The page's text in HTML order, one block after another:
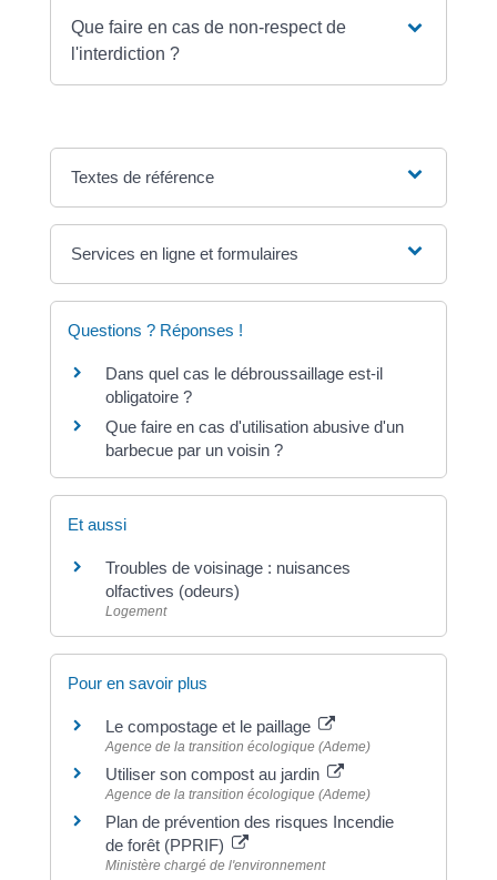
Que faire en cas de non-respect de
l'interdiction ?
Textes de référence
Services en ligne et formulaires
Questions ? Réponses !
Dans quel cas le débroussaillage est-il
obligatoire ?
Que faire en cas d'utilisation abusive d'un
barbecue par un voisin ?
Et aussi
Troubles de voisinage : nuisances
olfactives (odeurs)
Logement
Pour en savoir plus
Le compostage et le paillage
Agence de la transition écologique (Ademe)
Utiliser son compost au jardin
Agence de la transition écologique (Ademe)
Plan de prévention des risques Incendie
de forêt (PPRIF)
Ministère chargé de l'environnement